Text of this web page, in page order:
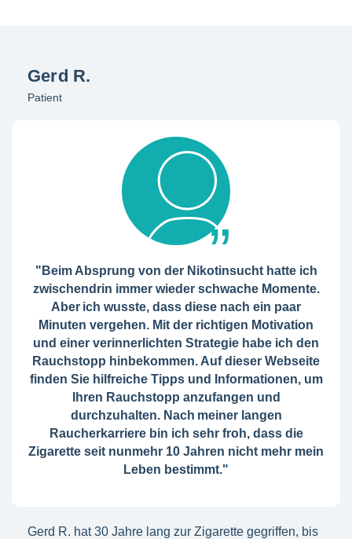
Gerd R.
Patient
"Beim Absprung von der Nikotinsucht hatte ich
zwischendrin immer wieder schwache Momente.
Aber ich wusste, dass diese nach ein paar
Minuten vergehen. Mit der richtigen Motivation
und einer verinnerlichten Strategie habe ich den
Rauchstopp hinbekommen. Auf dieser Webseite
finden Sie hilfreiche Tipps und Informationen, um
Ihren Rauchstopp anzufangen und
durchzuhalten. Nach meiner langen
Raucherkarriere bin ich sehr froh, dass die
Zigarette seit nunmehr 10 Jahren nicht mehr mein
Leben bestimmt."
Gerd R. hat 30 Jahre lang zur Zigarette gegriffen, bis